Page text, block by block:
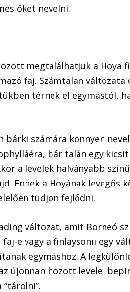
őket nevelni.
megtalálhatjuk a Hoya
faj. Számtalan
térnek el egymástól,
bárki számára könnyen
bár talán egy kicsit
a levelek halványabb
Ennek a Hoyának levegős
tudjon fejlődni.
változat, amit Borneó
e vagy a finlaysonii egy
egymáshoz. A
újonnan hozott levelei